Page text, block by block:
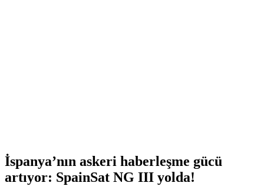
İspanya’nın askeri haberleşme gücü
artıyor: SpainSat NG III yolda!